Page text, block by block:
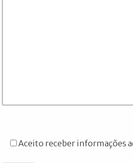
Aceito receber informações